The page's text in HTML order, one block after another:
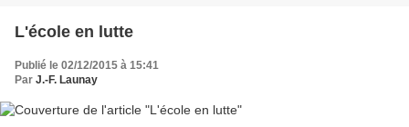
L'école en lutte
Publié le 02/12/2015 à 15:41
Par J.-F. Launay